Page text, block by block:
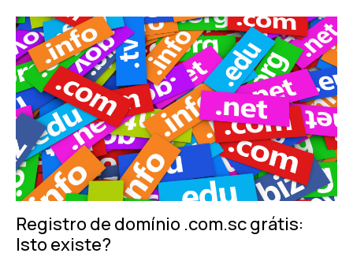
Registro de domínio .com.sc grátis:
Isto existe?